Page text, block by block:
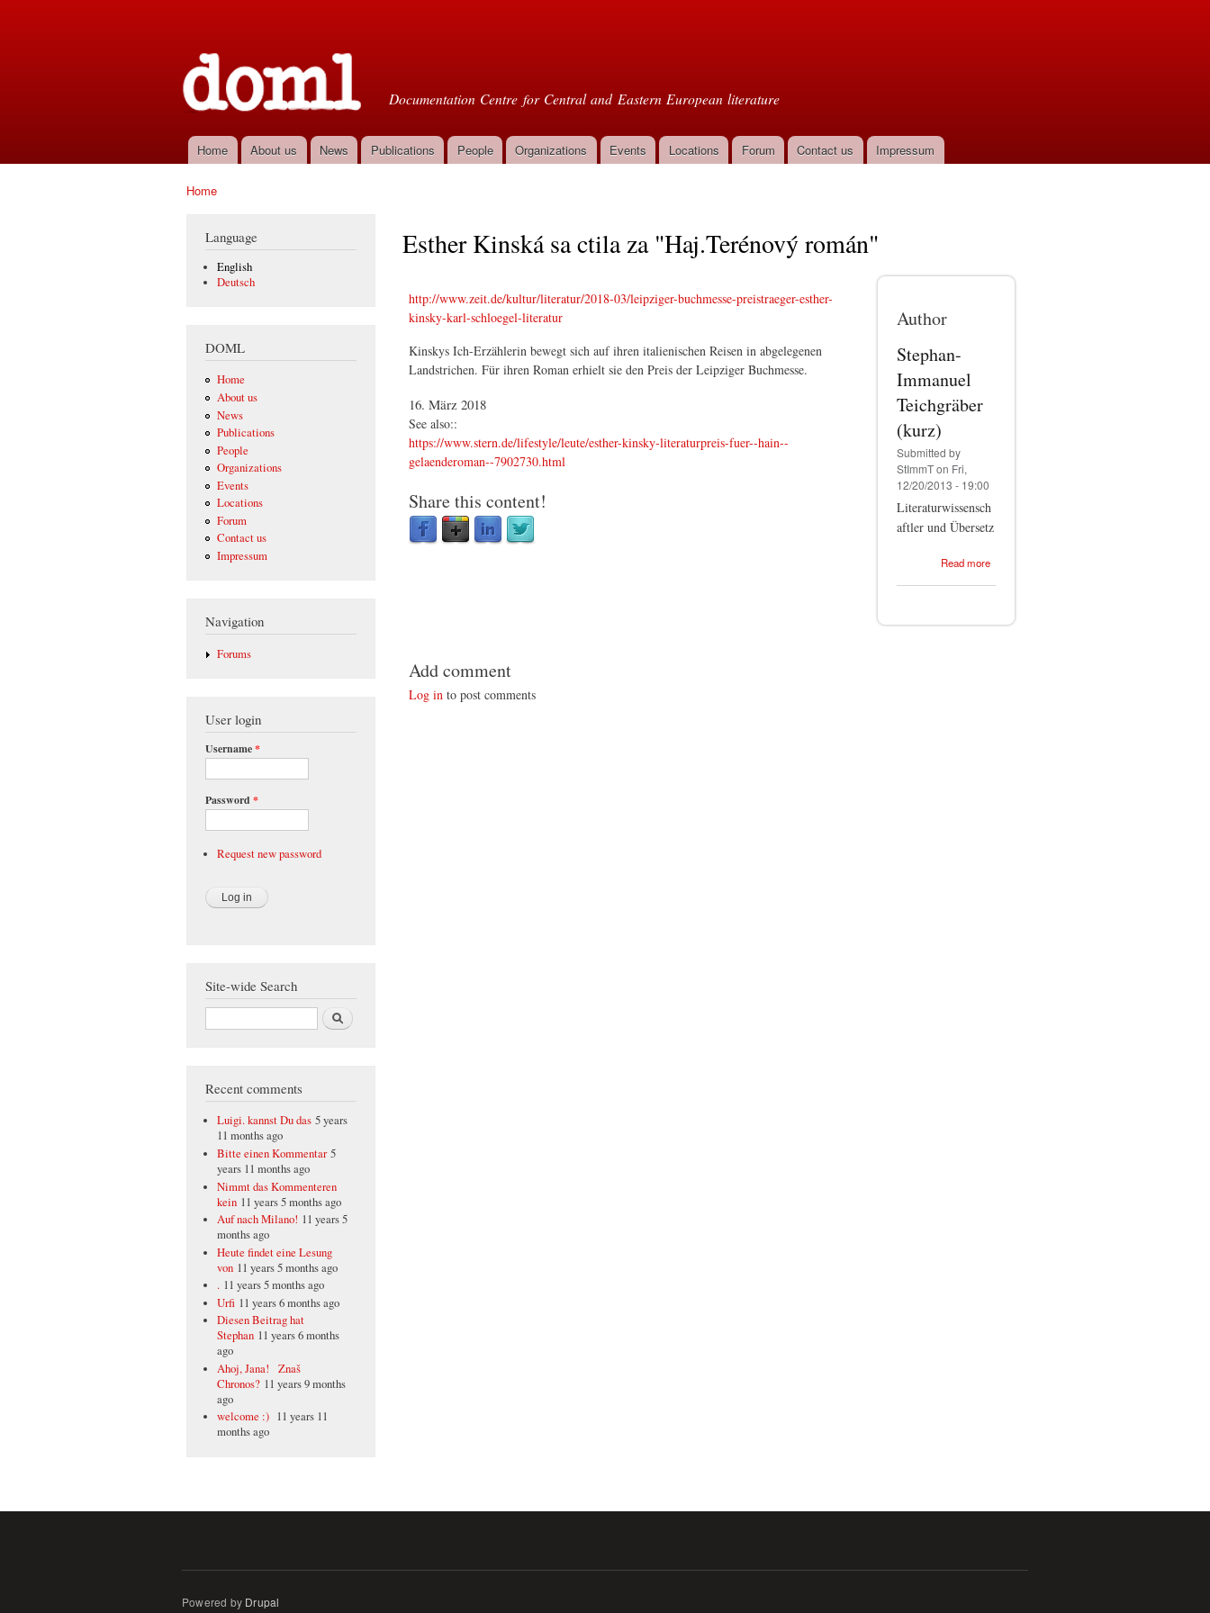
Documentation Centre for Central and Eastern European literature
Main menu
Home About us News Publications People Organizations Events Locations Forum Contact us Impressum
Home
Language
English
Deutsch
DOML
Home
About us
News
Publications
People
Organizations
Events
Locations
Forum
Contact us
Impressum
Navigation
Forums
User login
Username*
Password *
Request new password
Site-wide Search
Search
Recent comments
Luigi. kannst Du das 5 years
11 months ago
Bitte einen Kommentar 5
years 11 months ago
Nimmt das Kommenteren
kein 11 years 5 months ago
Auf nach Milano! 11 years 5
months ago
Heute findet eine Lesung
von 11 years 5 months ago
. 11 years 5 months ago
Urfi 11 years 6 months ago
Diesen Beitrag hat
Stephan 11 years 6 months
ago
Ahoj, Jana! Znaš
Chronos? 11 years 9 months
ago
welcome :) 11 years 11
months ago
Esther Kinská sa ctila za "Haj.Terénový román"
http://www.zeit.de/kultur/literatur/2018-03/leipziger-buchmesse-preistraeger-esther-
kinsky-karl-schloegel-literatur
Kinskys Ich-Erzählerin bewegt sich auf ihren italienischen Reisen in abgelegenen
Landstrichen. Für ihren Roman erhielt sie den Preis der Leipziger Buchmesse.
16. März 2018
See also::
https://www.stern.de/lifestyle/leute/esther-kinsky-literaturpreis-fuer--hain--
gelaenderoman--7902730.html
Share this content!
Author
Stephan-
Immanuel
Teichgräber
(kurz)
Submitted by
StImmTon Fri,
12/20/2013 - 19:00
Literaturwissensch
aftler und Übersetz
Read more
Add comment
Log in to post comments
Powered by Drupal